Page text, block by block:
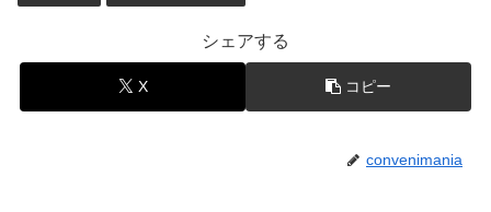
シェアする
X コピー
convenimania